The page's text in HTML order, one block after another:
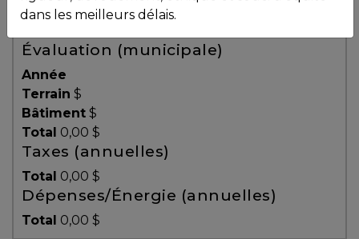
Partenaires
Témoignages
Blogue
ACHAT
Alerte
immobilière
Évaluation (municipale)
Année
Terrain $
Bâtiment $
Total 0,00 $
Taxes (annuelles)
Total 0,00 $
Dépenses/Énergie (annuelles)
Total 0,00 $
dans les meilleurs délais.